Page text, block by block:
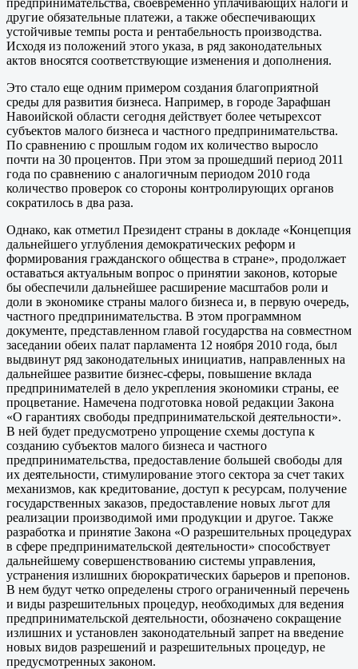
другие обязательные платежи, а также обеспечивающих
устойчивые темпы роста и рентабельность производства.
Исходя из положений этого указа, в ряд законодательных
актов вносятся соответствующие изменения и дополнения.
Это стало еще одним примером создания благоприятной
среды для развития бизнеса. Например, в городе Зарафшан
Навоийской области сегодня действует более четырехсот
субъектов малого бизнеса и частного предпринимательства.
По сравнению с прошлым годом их количество выросло
почти на 30 процентов. При этом за прошедший период 2011
года по сравнению с аналогичным периодом 2010 года
количество проверок со стороны контролирующих органов
сократилось в два раза.
Однако, как отметил Президент страны в докладе «Концепция
дальнейшего углубления демократических реформ и
формирования гражданского общества в стране», продолжает
оставаться актуальным вопрос о принятии законов, которые
бы обеспечили дальнейшее расширение масштабов роли и
доли в экономике страны малого бизнеса и, в первую очередь,
частного предпринимательства. В этом программном
документе, представленном главой государства на совместном
заседании обеих палат парламента 12 ноября 2010 года, был
выдвинут ряд законодательных инициатив, направленных на
дальнейшее развитие бизнес-сферы, повышение вклада
предпринимателей в дело укрепления экономики страны, ее
процветание. Намечена подготовка новой редакции Закона
«О гарантиях свободы предпринимательской деятельности».
В ней будет предусмотрено упрощение схемы доступа к
созданию субъектов малого бизнеса и част­ного
предпринимательства, предоставление большей свободы для
их деятельности, стимулирование этого сектора за счет таких
механизмов, как кредитование, доступ к ресурсам, получение
государственных заказов, предоставление новых льгот для
реализации производимой ими продукции и другое. Также
разработка и принятие Закона «О разрешительных процедурах
в сфере предпринимательской деятельности» способствует
дальнейшему совершенствованию системы управления,
устранения излишних бюрократических барьеров и препонов.
В нем будут четко определены строго ограниченный перечень
и виды разрешительных процедур, необходимых для ведения
предпринимательской деятельности, обозначено сокращение
излишних и установлен законодательный запрет на введение
новых видов разрешений и разрешительных процедур, не
предусмотренных законом.